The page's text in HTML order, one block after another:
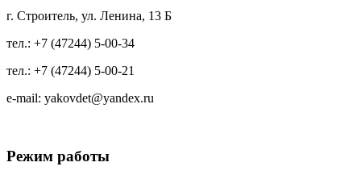
г. Строитель, ул. Ленина, 13 Б
тел.: +7 (47244) 5-00-34
тел.: +7 (47244) 5-00-21
e-mail: yakovdet@yandex.ru
Режим работы